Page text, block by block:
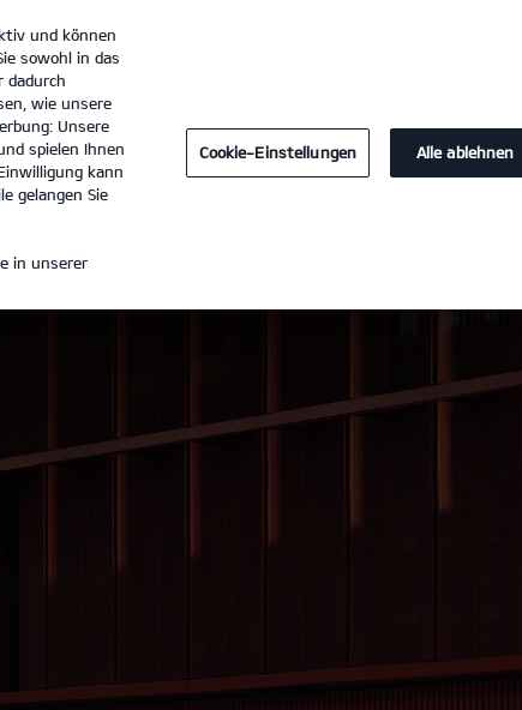
Tel. :
Probefahrt /
und können
sowohl in das
dadurch
wie unsere
Unsere
spielen Ihnen
kann
gelangen Sie
in unserer
Cookie-Einstellungen Alle ablehnen